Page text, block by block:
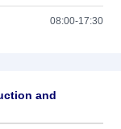
08:00-17:30
and